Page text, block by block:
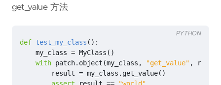
get_value 方法
def test_my_class ():
my_class = MyClass ()
with patch. object (my_class , "get_value" ,
result = my_class . get_value()
PYTHON